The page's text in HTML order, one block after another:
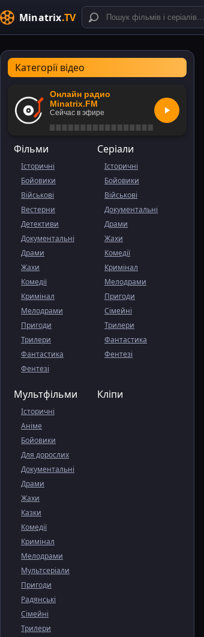
Minatrix.TV
Категорії відео
Онлайн радио
Minatrix.FM
Сейчас в эфире
Фільми
Історичні
Бойовики
Військові
Вестерни
Детективи
Документальні
Драми
Жахи
Комедії
Кримінал
Мелодрами
Пригоди
Трилери
Фантастика
Фентезі
Серіали
Історичні
Бойовики
Військові
Документальні
Драми
Жахи
Комедії
Кримінал
Мелодрами
Пригоди
Сімейні
Трилери
Фантастика
Фентезі
Мультфільми
Історичні
Аніме
Бойовики
Для дорослих
Документальні
Драми
Жахи
Казки
Комедії
Кримінал
Мелодрами
Мультсеріали
Пригоди
Радянські
Сімейні
Трилери
Кліпи